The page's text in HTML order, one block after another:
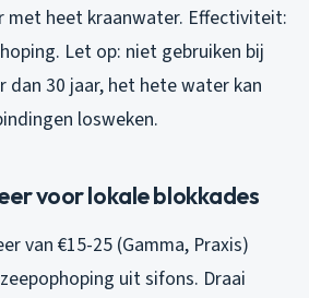
met heet kraanwater. Effectiviteit:
Let op: niet gebruiken bij
dan 30 jaar, het hete water kan
losweken.
voor lokale blokkades
van €15-25 (Gamma, Praxis)
uit sifons. Draai